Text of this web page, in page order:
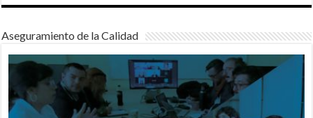
Aseguramiento de la Calidad